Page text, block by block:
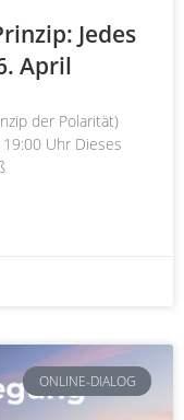
Jedes
April
der Polarität)
Uhr Dieses
ONLINE-DIALOG